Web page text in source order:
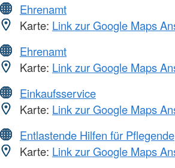
Ehrenamt
Karte: Link zur Google Maps
Ehrenamt
Karte: Link zur Google Maps
Einkaufsservice
Karte: Link zur Google Maps
Entlastende Hilfen für Pflegende
Karte: Link zur Google Maps